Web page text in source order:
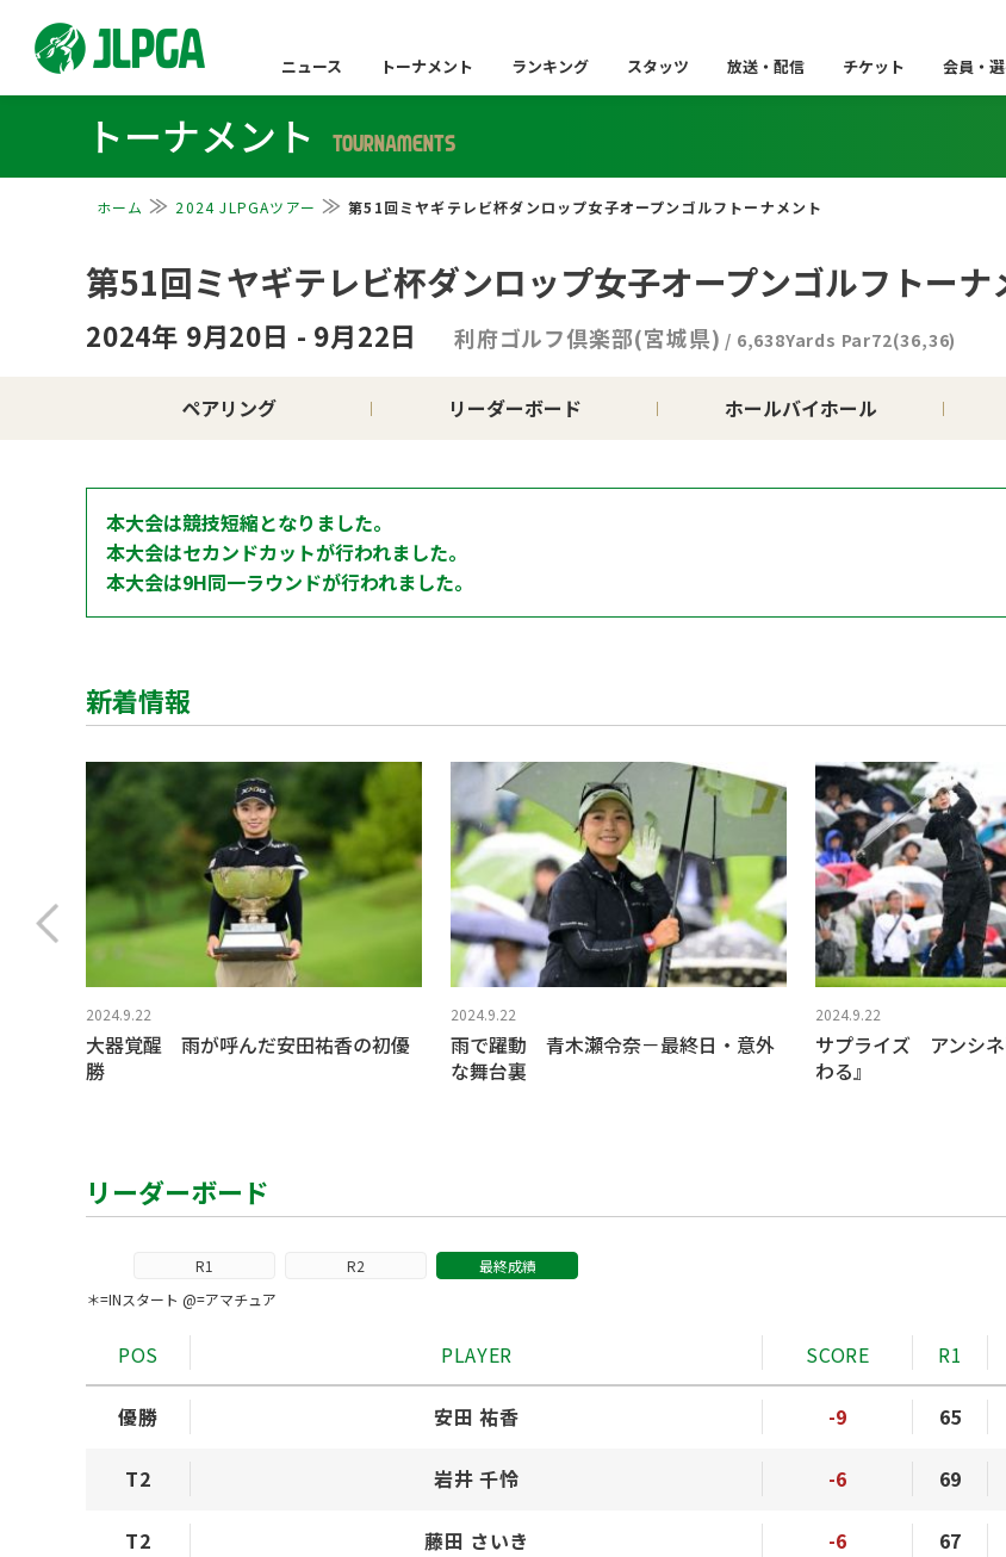
ニュース トーナメント ランキング スタッツ 放送・配信 チケット 会員・
トーナメント TOURNAMENTS
ホーム 2024 JLPGAツアー 第51回ミヤギテレビ杯ダンロップ女子オープンゴルフトーナメント
第51回ミヤギテレビ杯ダンロップ女子オープンゴルフトーナ
2024年 9月20日 - 9月22日 利府ゴルフ倶楽部(宮城県) / 6,638Yards Par72(36,36)
ペアリング リーダーボード ホールバイホール
本大会は競技短縮となりました。
本大会はセカンドカットが行われました。
本大会は9H同一ラウンドが行われました。
新着情報
2024.9.22
大器覚醒 雨が呼んだ安田祐香の初優
勝
2024.9.22
雨で躍動 青木瀬令奈－最終日・意外
な舞台裏
2024.9.22
サプライズ アンシ
わる』
リーダーボード
R1 R2 最終成績
＊=INスタート @=アマチュア
POS PLAYER SCORE R1
優勝 安田 祐香 -9 65
T2 岩井 千怜 -6 69
T2 藤田 さいき -6 67